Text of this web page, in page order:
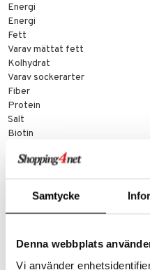
Samtycke
Denna webbplats
Vi använder
Energi
Energi
Fett
Varav mättat fett
Kolhydrat
Varav sockerarter
Fiber
Protein
Salt
Biotin
Niacin
Vitamin B6
* RDI = Rekommenderat
Artikkelnr.